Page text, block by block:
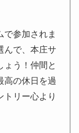
で参加されま
んで、本庄サ
ょう！仲間と
高の休日を過
トリー心より